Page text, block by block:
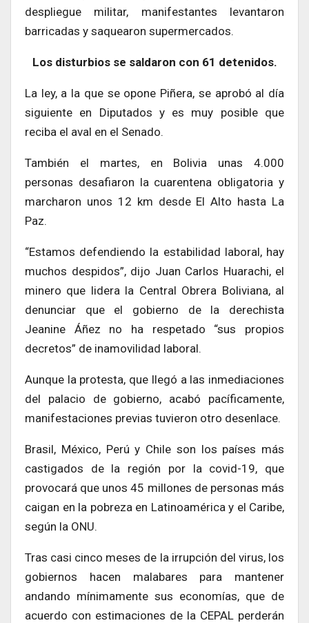
despliegue militar, manifestantes levantaron
barricadas y saquearon supermercados.
Los disturbios se saldaron con 61 detenidos.
La ley, a la que se opone Piñera, se aprobó al día
siguiente en Diputados y es muy posible que
reciba el aval en el Senado.
También el martes, en Bolivia unas 4.000
personas desafiaron la cuarentena obligatoria y
marcharon unos 12 km desde El Alto hasta La
Paz.
“Estamos defendiendo la estabilidad laboral, hay
muchos despidos”, dijo Juan Carlos Huarachi, el
minero que lidera la Central Obrera Boliviana, al
denunciar que el gobierno de la derechista
Jeanine Áñez no ha respetado “sus propios
decretos” de inamovilidad laboral.
Aunque la protesta, que llegó a las inmediaciones
del palacio de gobierno, acabó pacíficamente,
manifestaciones previas tuvieron otro desenlace.
Brasil, México, Perú y Chile son los países más
castigados de la región por la covid-19, que
provocará que unos 45 millones de personas más
caigan en la pobreza en Latinoamérica y el Caribe,
según la ONU.
Tras casi cinco meses de la irrupción del virus, los
gobiernos hacen malabares para mantener
andando mínimamente sus economías, que de
acuerdo con estimaciones de la CEPAL perderán